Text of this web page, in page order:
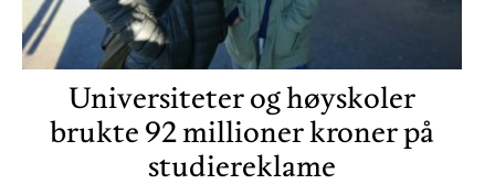
Universiteter og høyskoler
brukte 92 millioner kroner på
studiereklame